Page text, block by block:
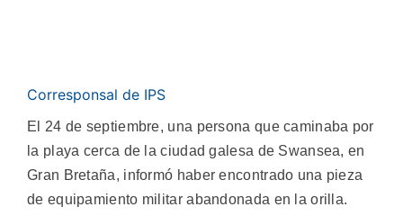
Corresponsal de IPS
El 24 de septiembre, una persona que caminaba por
la playa cerca de la ciudad galesa de Swansea, en
Gran Bretaña, informó haber encontrado una pieza
de equipamiento militar abandonada en la orilla.